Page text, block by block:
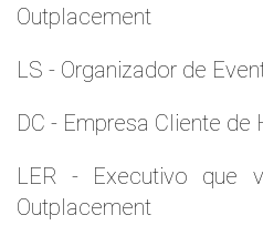
Outplacement
LS - Organizador de
DC - Empresa Cliente de
LER - Executivo que
Outplacement